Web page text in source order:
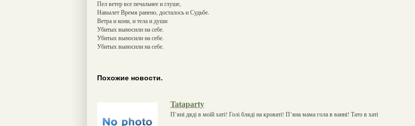
Пел ветер все печальнее и глуше,
Навылет Время ранено, досталось и Судьбе.
Ветра и кони, и тела и души
Убитых выносили на себе.
Убитых выносили на себе.
Убитых выносили на себе.
Похожие новости.
Tataparty
П’яні дяді в моїй хаті! Голі бляді на кроваті! П’яна мама гола в ванні! Тато в хаті